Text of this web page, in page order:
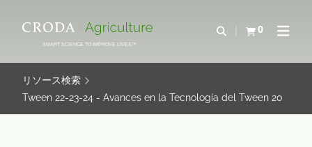
ン
ス
ー
キ
SMART SCIENCE TO IMPROVE LIVES™
検索を開く
0
カートを確認す
ナビ
リソース検索
Tween 22-23-24 - Avances en la Tecnología del Tween 20